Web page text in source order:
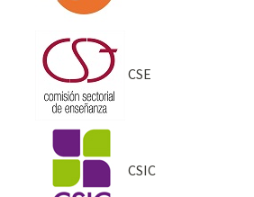
CSE
CSIC